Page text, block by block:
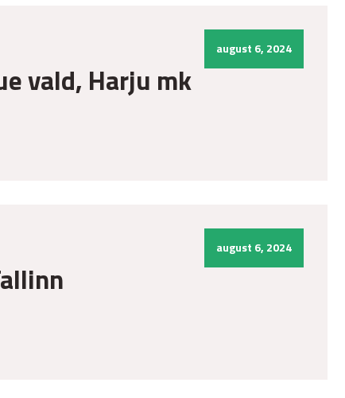
august 6, 2024
vald, Harju mk
august 6, 2024